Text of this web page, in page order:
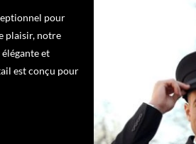
pour
plaisir, notre
et
est conçu pour